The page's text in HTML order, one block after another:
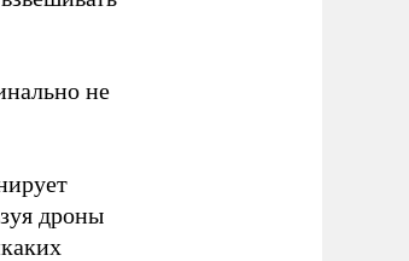
не
дроны